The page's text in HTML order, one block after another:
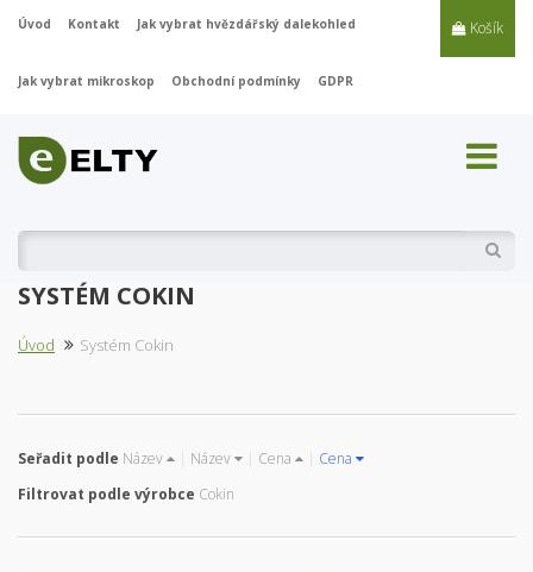
Košík
Úvod Kontakt Jak vybrat hvězdářský dalekohled
Jak vybrat mikroskop Obchodní podmínky GDPR
SYSTÉM COKIN
Úvod Systém Cokin
Seřadit podle Název Název Cena
Cena
Filtrovat podle výrobce Cokin